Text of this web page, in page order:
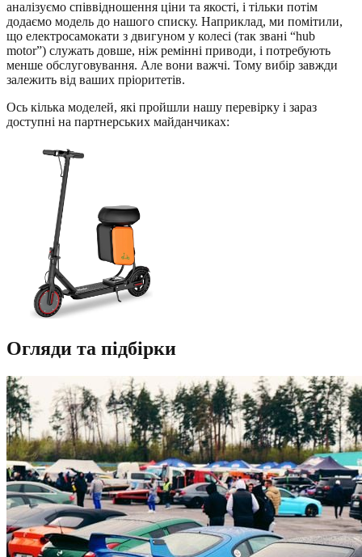
аналізуємо співвідношення ціни та якості, і тільки потім
додаємо модель до нашого списку. Наприклад, ми помітили,
що електросамокати з двигуном у колесі (так звані “hub
motor”) служать довше, ніж ремінні приводи, і потребують
менше обслуговування. Але вони важчі. Тому вибір завжди
залежить від ваших пріоритетів.
Ось кілька моделей, які пройшли нашу перевірку і зараз
доступні на партнерських майданчиках:
Огляди та підбірки